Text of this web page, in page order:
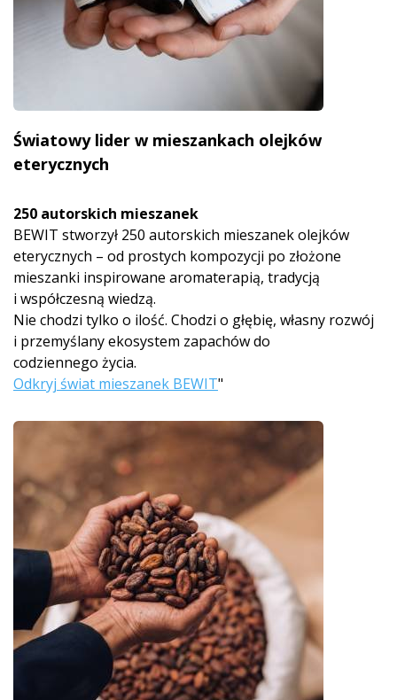
Światowy lider w mieszankach olejków
eterycznych
250 autorskich mieszanek
BEWIT stworzył 250 autorskich mieszanek olejków
eterycznych – od prostych kompozycji po złożone
mieszanki inspirowane aromaterapią, tradycją
i współczesną wiedzą.
Nie chodzi tylko o ilość. Chodzi o głębię, własny rozwój
i przemyślany ekosystem zapachów do
codziennego życia.
Odkryj świat mieszanek BEWIT"